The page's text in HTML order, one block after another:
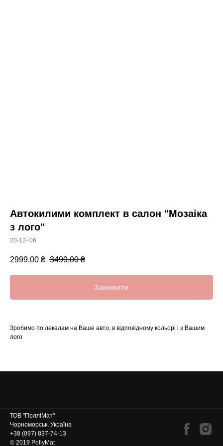
Автокилими комплект в салон "Мозаіка
з лого"
20-12- 06
2999,00 ₴ 3499,00 ₴
Замовити
Зробимо по лекалам на Ваше авто, в відповідному кольорі і з Вашим
лого
ТОВ "ПолліМат"
Чорноморськ, Україна
+38 (097) 837-74-13
© 2019 PollyMat